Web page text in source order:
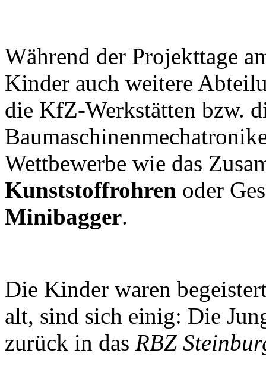
Während der Projekttage
Kinder auch weitere
die KfZ-Werkstätten bzw.
Wettbewerbe wie das
Kunststoffrohren oder
Minibagger.
Die Kinder waren
alt, sind sich einig: Die
zurück in das RBZ